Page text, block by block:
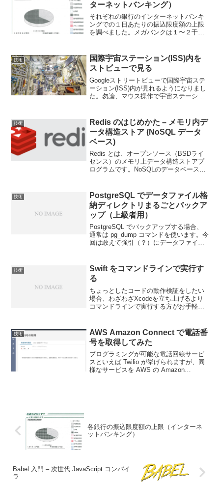
ターネットバンキング）
それぞれの銀行のインターネットバンキ
ングでの１日あたりの振込限度額の上限
を調べました。メガバンクは１〜２千万
行：１，０００万円三菱ＵＦＪ銀行：
１，０００万円みずほ銀行：...
技術
国際宇宙ステーション(ISS)内を
ストビューで見る
Googleストリートビューで国際宇宙ステ
ーション(ISS)内が見れるようになりまし
た。勿論、マウス操作で宇宙ステーショ
部を見れるのは嬉しいですね。リンクは
こちらか...
技術
Redis のはじめかた – メモリ内デ
ータ構造ストア (NoSQL データ
ベース)
Redis とは、オープンソース（BSDライ
センス）のメモリ上データ構造ストアプ
ログラムです。NoSQLのデータベース、
は、文字列、ハッシュ、リスト、セッ
ト、レンジ...
技術
PostgreSQL でデータファイル格
納ディレクトリまるごとバックア
ップ（上級者用）
PostgreSQL でバックアップする場合、
通常は pg_dump コマンドを使います。今
回は敢えて強引（？）にデータファイル
ータファイルにのみ全情報があるのです
から...
技術
Swift をコマンドラインで実行す
る
ちょっとしたコードの動作検証をしたい
場合、わざわざXcodeを立ち上げるより
コマンドラインで実行する方がお手軽で
実行できます。ソースファイルには
impor...
技術
AWS Amazon Connect で電話番
号を取得してみた
プログラミングが可能な電話回線サービ
スといえば Twilio が挙げられますが、同
様なサービスを AWS の Amazon
各銀行の振込限度額の上限（インターネ
ットバンキング）
Babel 入門 – 次世代 JavaScript コンパイ
ラ